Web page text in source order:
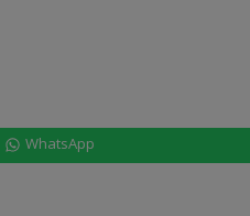
WhatsApp